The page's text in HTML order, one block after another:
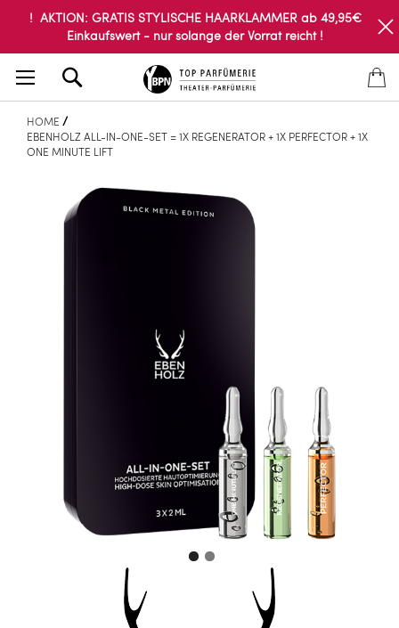
! AKTION: GRATIS STYLISCHE HAARKLAMMER ab 49,95€
Einkaufswert - nur solange der Vorrat reicht !
HOME
EBENHOLZ ALL-IN-ONE-SET = 1X REGENERATOR + 1X PERFECTOR + 1X
ONE MINUTE LIFT